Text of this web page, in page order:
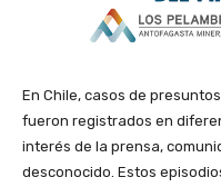
En Chile, casos de
fueron registrados en
interés de la prensa,
desconocido. Estos